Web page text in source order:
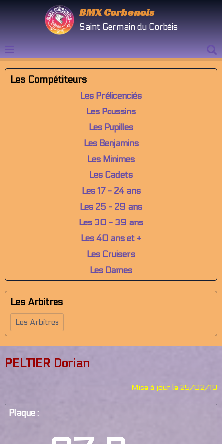
BMX Corbenois
Saint Germain du Corbéis
PELTIER Dorian
Mise à jour le 25/02/19
Plaque :
Les Compétiteurs
Les Prélicenciés
Les Poussins
Les Pupilles
Les Benjamins
Les Minimes
Les Cadets
Les 17 - 24 ans
Les 25 - 29 ans
Les 30 - 39 ans
Les 40 ans et +
Les Cruisers
Les Dames
Les Arbitres
Les Arbitres